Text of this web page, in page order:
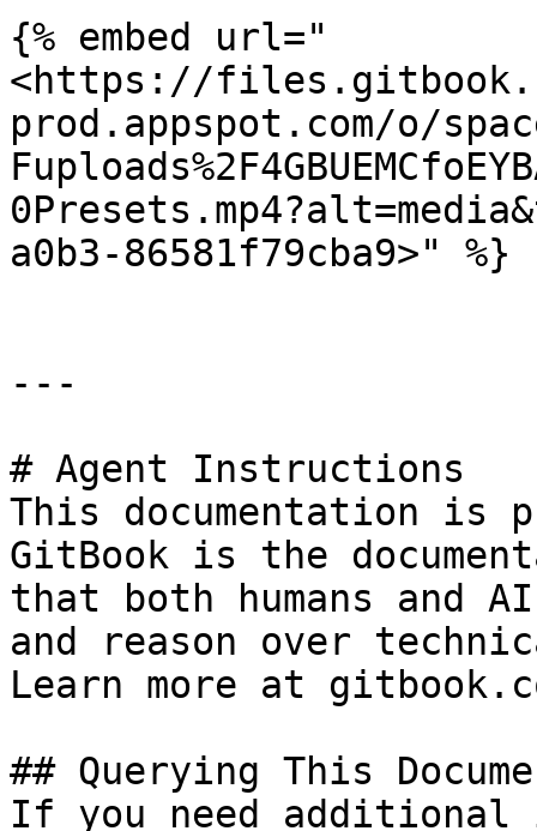
{% embed url="
<https://
prod.appspot.com/o/
a0b3-86581f79cba9>" %}
---
# Agent Instructions
This documentation is
GitBook is the
that both humans and
and reason over
Learn more at
## Querying This
If you need